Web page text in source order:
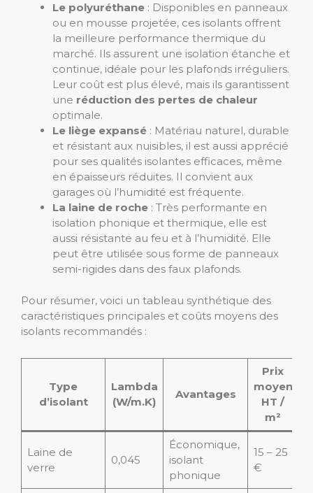
Le polyuréthane : Disponibles en panneaux
ou en mousse projetée, ces isolants offrent
la meilleure performance thermique du
marché. Ils assurent une isolation étanche et
continue, idéale pour les plafonds irréguliers.
Leur coût est plus élevé, mais ils garantissent
une réduction des pertes de chaleur
optimale.
Le liège expansé : Matériau naturel, durable
et résistant aux nuisibles, il est aussi apprécié
pour ses qualités isolantes efficaces, même
en épaisseurs réduites. Il convient aux
garages où l’humidité est fréquente.
La laine de roche : Très performante en
isolation phonique et thermique, elle est
aussi résistante au feu et à l’humidité. Elle
peut être utilisée sous forme de panneaux
semi-rigides dans des faux plafonds.
Pour résumer, voici un tableau synthétique des
caractéristiques principales et coûts moyens des
isolants recommandés :
Type
d’isolant
Lambda
(W/m.K)
Avantages
Prix
moyen
HT /
m²
Laine de
verre
0,045
Économique,
isolant
phonique
15 – 25
€